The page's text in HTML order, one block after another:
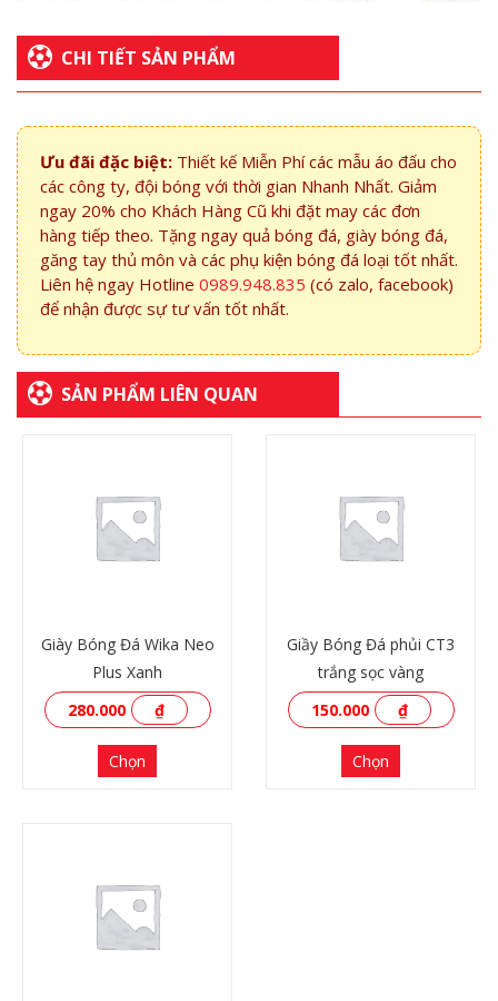
CHI TIẾT SẢN PHẨM
Ưu đãi đặc biệt: Thiết kế Miễn Phí các mẫu áo đấu cho
các công ty, đội bóng với thời gian Nhanh Nhất. Giảm
ngay 20% cho Khách Hàng Cũ khi đặt may các đơn
hàng tiếp theo. Tặng ngay quả bóng đá, giày bóng đá,
găng tay thủ môn và các phụ kiện bóng đá loại tốt nhất.
Liên hệ ngay Hotline 0989.948.835 (có zalo, facebook)
để nhận được sự tư vấn tốt nhất.
SẢN PHẨM LIÊN QUAN
XEM THÊM
Giày Bóng Đá Wika Neo
Plus Xanh
280.000
₫
Chọn
Giầy Bóng Đá phủi CT3
trắng sọc vàng
150.000
₫
Chọn